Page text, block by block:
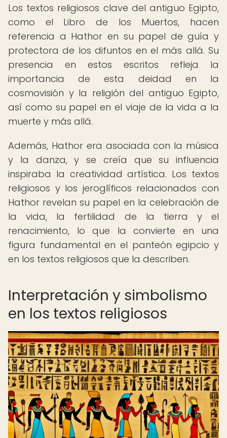
Los textos religiosos clave del antiguo Egipto,
como el Libro de los Muertos, hacen
referencia a Hathor en su papel de guía y
protectora de los difuntos en el más allá. Su
presencia en estos escritos refleja la
importancia de esta deidad en la
cosmovisión y la religión del antiguo Egipto,
así como su papel en el viaje de la vida a la
muerte y más allá.
Además, Hathor era asociada con la música
y la danza, y se creía que su influencia
inspiraba la creatividad artística. Los textos
religiosos y los jeroglíficos relacionados con
Hathor revelan su papel en la celebración de
la vida, la fertilidad de la tierra y el
renacimiento, lo que la convierte en una
figura fundamental en el panteón egipcio y
en los textos religiosos que la describen.
Interpretación y simbolismo
en los textos religiosos